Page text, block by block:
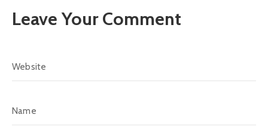
Leave Your Comment